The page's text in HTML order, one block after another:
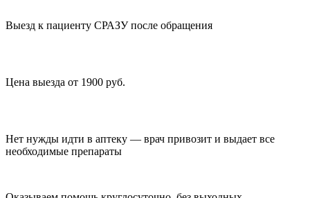
Выезд к пациенту СРАЗУ после обращения
Цена выезда от 1900 руб.
Нет нужды идти в аптеку — врач привозит и выдает все
необходимые препараты